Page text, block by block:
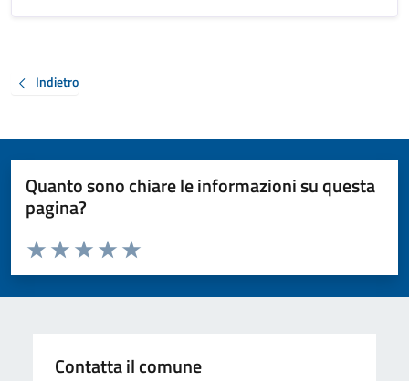
Indietro
Quanto sono chiare le informazioni su questa
pagina?
Valuta da 1 a 5 stelle la pagina
Valuta 5 stelle su 5
Valuta 4 stelle su 5
Valuta 3 stelle su 5
Valuta 2 stelle su 5
Valuta 1 stelle su 5
Contatta il comune